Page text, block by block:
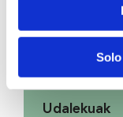
Udalekuak